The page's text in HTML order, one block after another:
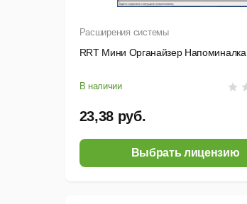
Расширения системы
RRT Мини Органайзер Напоминалка
В наличии
23,38 руб.
Выбрать лицензию